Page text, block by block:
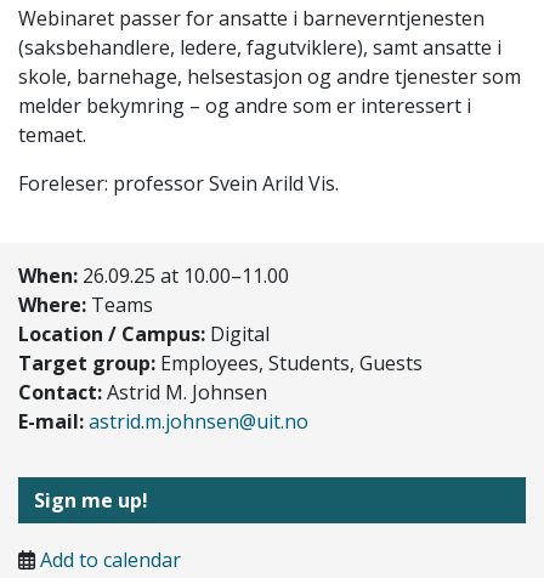
Webinaret passer for ansatte i barneverntjenesten
(saksbehandlere, ledere, fagutviklere), samt ansatte i
skole, barnehage, helsestasjon og andre tjenester som
melder bekymring – og andre som er interessert i
temaet.
Foreleser: professor Svein Arild Vis.
When: 26.09.25 at 10.00–11.00
Where: Teams
Location / Campus: Digital
Target group: Employees, Students, Guests
Contact:Astrid M. Johnsen
E-mail:astrid.m.johnsen@uit.no
Sign me up!
Add to calendar